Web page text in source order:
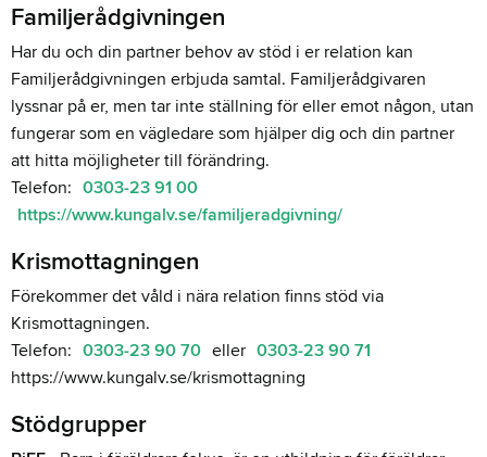
Familjerådgivningen
Har du och din partner behov av stöd i er relation kan
Familjerådgivningen erbjuda samtal. Familjerådgivaren
lyssnar på er, men tar inte ställning för eller emot någon, utan
fungerar som en vägledare som hjälper dig och din partner
att hitta möjligheter till förändring.
Telefon: 0303-23 91 00
https://www.kungalv.se/familjeradgivning/
Krismottagningen
Förekommer det våld i nära relation finns stöd via
Krismottagningen.
Telefon: 0303-23 90 70 eller 0303-23 90 71
https://www.kungalv.se/krismottagning
Stödgrupper